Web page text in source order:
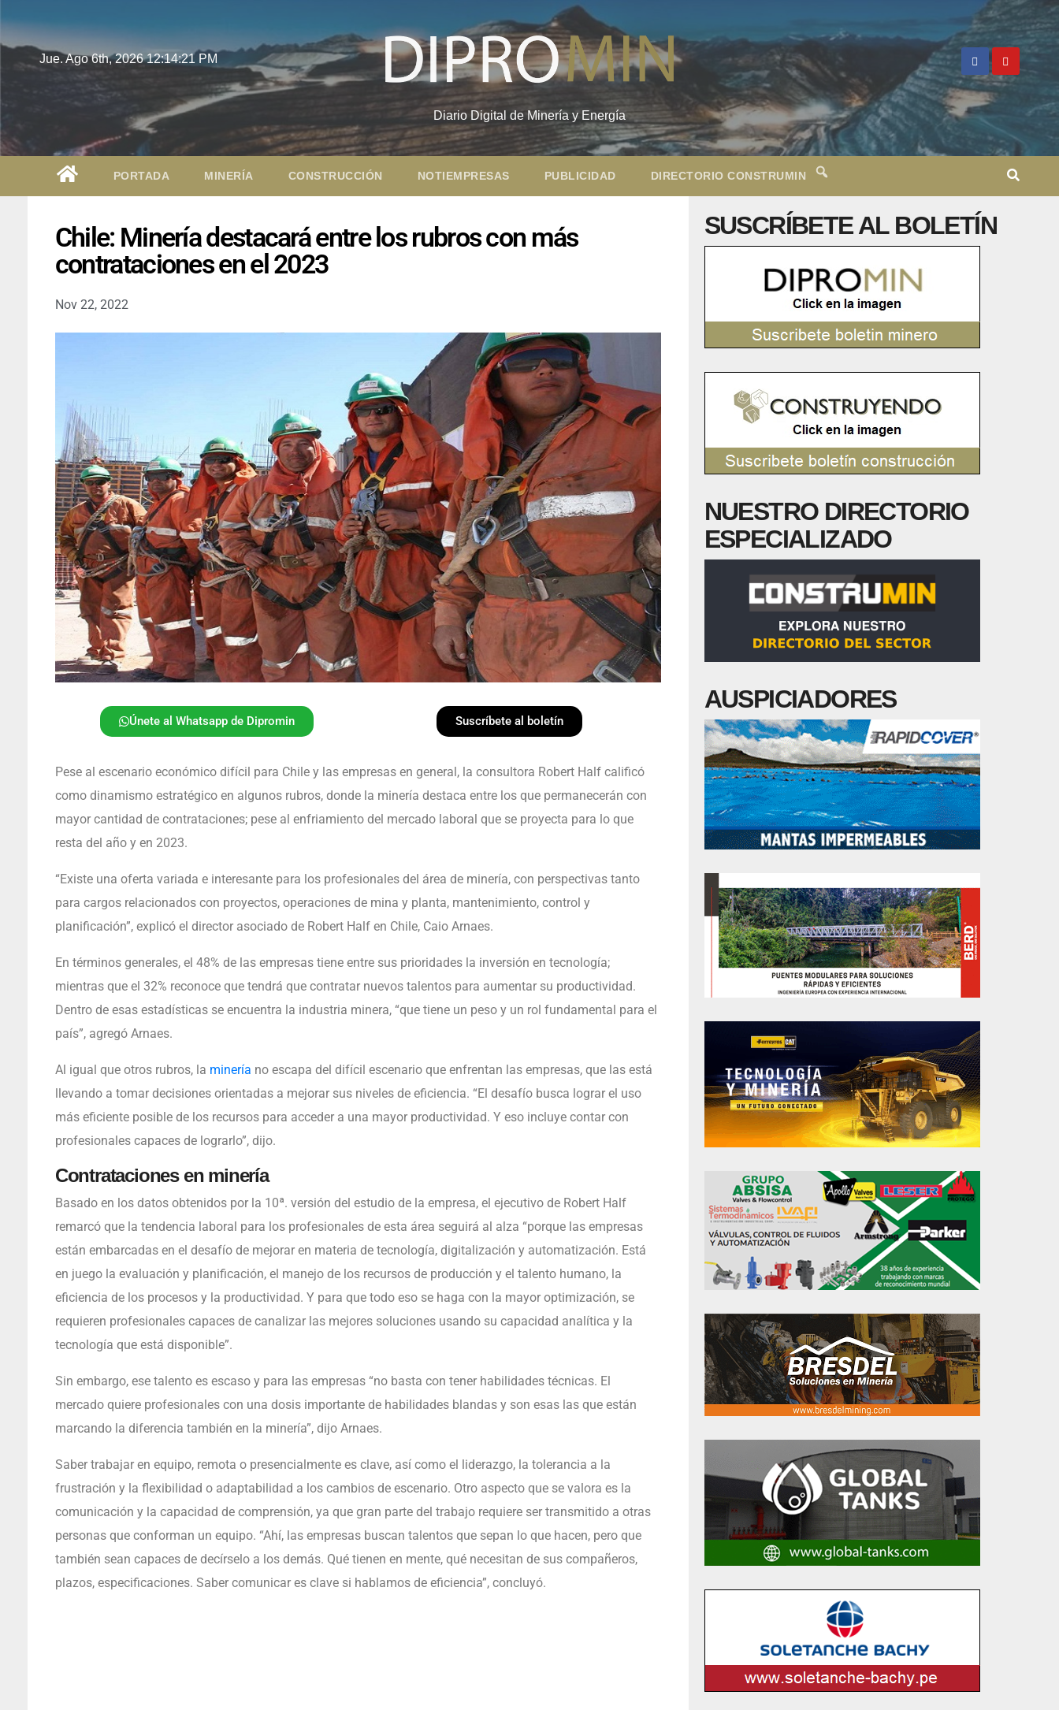
Jue. Ago 6th, 202612:14:22 PM
Diario Digital de Minería y Energía
PORTADA MINERÍA CONSTRUCCIÓN NOTIEMPRESAS PUBLICIDAD DIRECTORIO CONSTRUMIN
Chile: Minería destacará entre los rubros con más
contrataciones en el 2023
Nov 22, 2022
Únete al Whatsapp de Dipromin Suscríbete al boletín
Pese al escenario económico difícil para Chile y las empresas en general, la consultora Robert Half calificó
como dinamismo estratégico en algunos rubros, donde la minería destaca entre los que permanecerán con
mayor cantidad de contrataciones; pese al enfriamiento del mercado laboral que se proyecta para lo que
resta del año y en 2023.
“Existe una oferta variada e interesante para los profesionales del área de minería, con perspectivas tanto
para cargos relacionados con proyectos, operaciones de mina y planta, mantenimiento, control y
planificación”, explicó el director asociado de Robert Half en Chile, Caio Arnaes.
En términos generales, el 48% de las empresas tiene entre sus prioridades la inversión en tecnología;
mientras que el 32% reconoce que tendrá que contratar nuevos talentos para aumentar su productividad.
Dentro de esas estadísticas se encuentra la industria minera, “que tiene un peso y un rol fundamental para el
país”, agregó Arnaes.
Al igual que otros rubros, la minería no escapa del difícil escenario que enfrentan las empresas, que las está
llevando a tomar decisiones orientadas a mejorar sus niveles de eficiencia. “El desafío busca lograr el uso
más eficiente posible de los recursos para acceder a una mayor productividad. Y eso incluye contar con
profesionales capaces de lograrlo”, dijo.
Contrataciones en minería
Basado en los datos obtenidos por la 10ª. versión del estudio de la empresa, el ejecutivo de Robert Half
remarcó que la tendencia laboral para los profesionales de esta área seguirá al alza “porque las empresas
están embarcadas en el desafío de mejorar en materia de tecnología, digitalización y automatización. Está
en juego la evaluación y planificación, el manejo de los recursos de producción y el talento humano, la
eficiencia de los procesos y la productividad. Y para que todo eso se haga con la mayor optimización, se
requieren profesionales capaces de canalizar las mejores soluciones usando su capacidad analítica y la
tecnología que está disponible”.
Sin embargo, ese talento es escaso y para las empresas “no basta con tener habilidades técnicas. El
mercado quiere profesionales con una dosis importante de habilidades blandas y son esas las que están
marcando la diferencia también en la minería”, dijo Arnaes.
Saber trabajar en equipo, remota o presencialmente es clave, así como el liderazgo, la tolerancia a la
frustración y la flexibilidad o adaptabilidad a los cambios de escenario. Otro aspecto que se valora es la
comunicación y la capacidad de comprensión, ya que gran parte del trabajo requiere ser transmitido a otras
personas que conforman un equipo. “Ahí, las empresas buscan talentos que sepan lo que hacen, pero que
también sean capaces de decírselo a los demás. Qué tienen en mente, qué necesitan de sus compañeros,
plazos, especificaciones. Saber comunicar es clave si hablamos de eficiencia”, concluyó.
SUSCRÍBETE AL BOLETÍN
NUESTRO DIRECTORIO
ESPECIALIZADO
AUSPICIADORES